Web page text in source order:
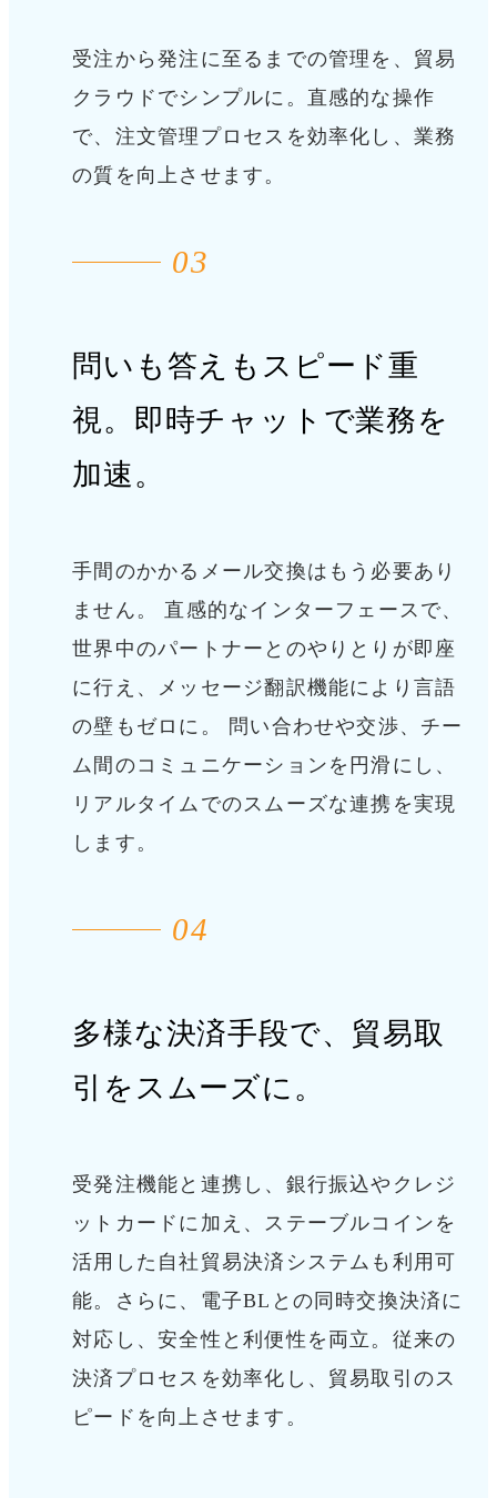
受注から発注に至るまでの管理を、貿易
クラウドでシンプルに。直感的な操作
で、注文管理プロセスを効率化し、業務
の質を向上させます。
03
問いも答えもスピード重
視。 即時チャットで業務を
加速。
手間のかかるメール交換はもう必要あり
ません。 直感的なインターフェースで、
世界中のパートナーとのやりとりが即座
に行え、メッセージ翻訳機能により言語
の壁もゼロに。 問い合わせや交渉、チー
ム間のコミュニケーションを円滑にし、
リアルタイムでのスムーズな連携を実現
します。
04
多様な決済手段で、 貿易取
引をスムーズに。
受発注機能と連携し、銀行振込やクレジ
ットカードに加え、ステーブルコインを
活用した自社貿易決済システムも利用可
能。
さらに、電子BLとの同時交換決済に
対応し、安全性と利便性を両立。 従来の
決済プロセスを効率化し、貿易取引のス
ピードを向上させます。